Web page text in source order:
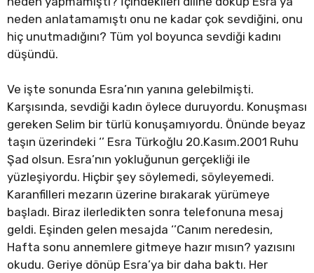
neden anlatamamıştı onu ne kadar çok sevdiğini, onu
hiç unutmadığını? Tüm yol boyunca sevdiği kadını
düşündü.
Ve işte sonunda Esra’nın yanına gelebilmişti.
Karşısında, sevdiği kadın öylece duruyordu. Konuşması
gereken Selim bir türlü konuşamıyordu. Önünde beyaz
taşın üzerindeki ‘’ Esra Türkoğlu 20.Kasım.2001 Ruhu
Şad olsun. Esra’nın yokluğunun gerçekliği ile
yüzleşiyordu. Hiçbir şey söylemedi, söyleyemedi.
Karanfilleri mezarın üzerine bırakarak yürümeye
başladı. Biraz ilerledikten sonra telefonuna mesaj
geldi. Eşinden gelen mesajda ‘’Canım neredesin,
Hafta sonu annemlere gitmeye hazır mısın? yazısını
okudu. Geriye dönüp Esra’ya bir daha baktı. Her